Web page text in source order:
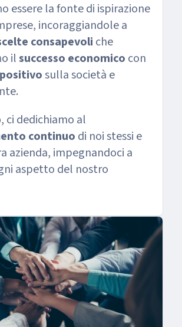
essere la fonte di ispirazione
incoraggiandole a
consapevoli che
ilsuccesso economico con
sulla società e
ci dedichiamo al
continuo di noi stessi e
azienda, impegnandoci a
aspetto del nostro